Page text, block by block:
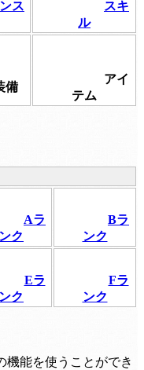
ス
スキ
ル
備
アイ
テム
Aラ
ンク
Bラ
ンク
Eラ
ンク
Fラ
ンク
機能を使うことができ